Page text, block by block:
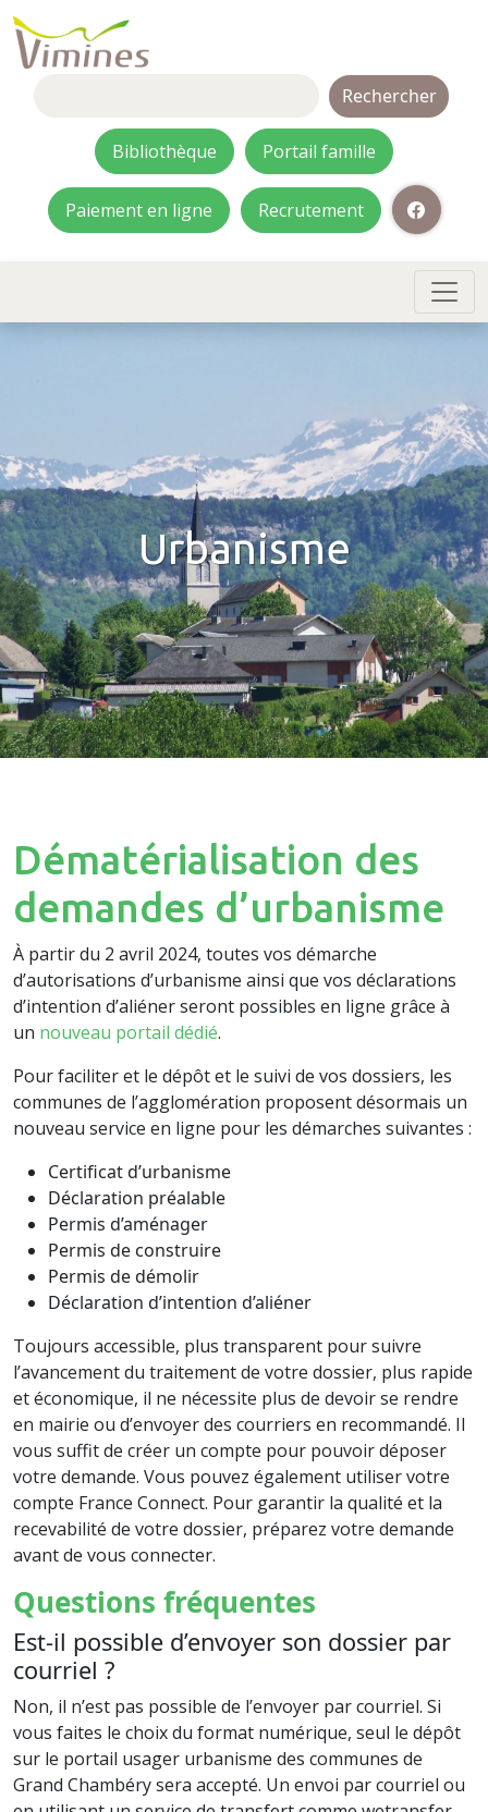
Bibliothèque Portail famille
Paiement en ligne Recrutement
Urbanisme
Dématérialisation des
demandes d’urbanisme
À partir du 2 avril 2024, toutes vos démarche
d’autorisations d’urbanisme ainsi que vos déclarations
d’intention d’aliéner seront possibles en ligne grâce à
un nouveau portail dédié.
Pour faciliter et le dépôt et le suivi de vos dossiers, les
communes de l’agglomération proposent désormais un
nouveau service en ligne pour les démarches suivantes :
Certificat d’urbanisme
Déclaration préalable
Permis d’aménager
Permis de construire
Permis de démolir
Déclaration d’intention d’aliéner
Toujours accessible, plus transparent pour suivre
l’avancement du traitement de votre dossier, plus rapide
et économique, il ne nécessite plus de devoir se rendre
en mairie ou d’envoyer des courriers en recommandé. Il
vous suffit de créer un compte pour pouvoir déposer
votre demande. Vous pouvez également utiliser votre
compte France Connect. Pour garantir la qualité et la
recevabilité de votre dossier, préparez votre demande
avant de vous connecter.
Questions fréquentes
Est-il possible d’envoyer son dossier par
courriel ?
Non, il n’est pas possible de l’envoyer par courriel. Si
vous faites le choix du format numérique, seul le dépôt
sur le portail usager urbanisme des communes de
Grand Chambéry sera accepté. Un envoi par courriel ou